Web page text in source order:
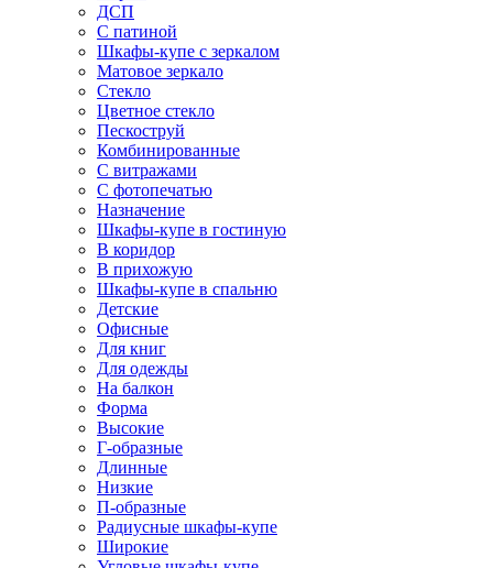
ДСП
С патиной
Шкафы-купе с зеркалом
Матовое зеркало
Стекло
Цветное стекло
Пескоструй
Комбинированные
С витражами
С фотопечатью
Назначение
Шкафы-купе в гостиную
В коридор
В прихожую
Шкафы-купе в спальню
Детские
Офисные
Для книг
Для одежды
На балкон
Форма
Высокие
Г-образные
Длинные
Низкие
П-образные
Радиусные шкафы-купе
Широкие